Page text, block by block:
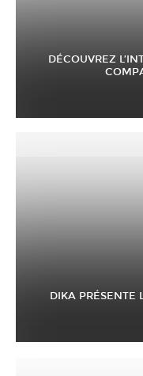
DÉCOUVREZ
DIKA PRÉSENTE